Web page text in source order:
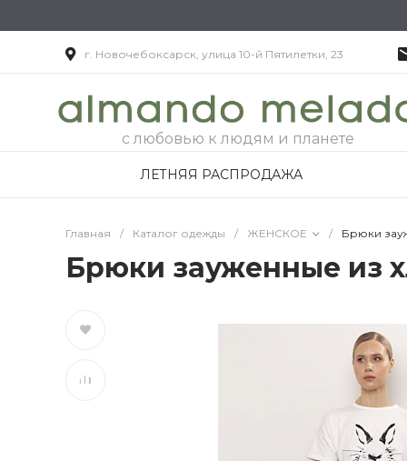
г. Новочебоксарск, улица 10-й Пятилетки, 23
с любовью к людям и планете
ЛЕТНЯЯ РАСПРОДАЖА
Главная / Каталог одежды / ЖЕНСКОЕ / Брюки
Брюки зауженные из